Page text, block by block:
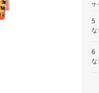
サ
5
な
6
な